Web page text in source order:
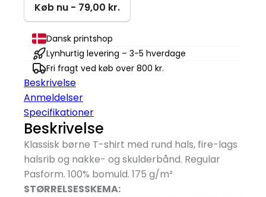
Børn
antal
Køb nu - 79,00 kr.
Dansk printshop
Lynhurtig levering – 3-5 hverdage
Fri fragt ved køb over 800 kr.
Beskrivelse
Anmeldelser
Specifikationer
Beskrivelse
Klassisk børne T-shirt med rund hals, fire-lags
halsrib og nakke- og skulderbånd. Regular
Pasform. 100% bomuld. 175 g/m²
STØRRELSESSKEMA: